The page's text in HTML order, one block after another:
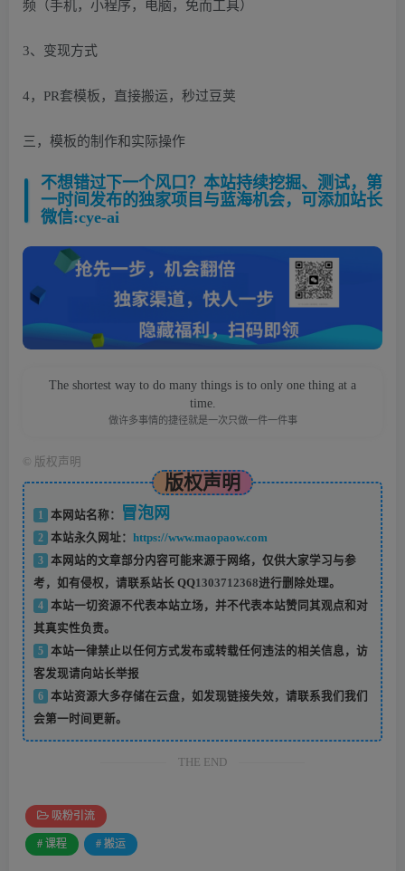
频（手机，小程序，电脑，免而工具）
3、变现方式
4，PR套模板，直接搬运，秒过豆荚
三，模板的制作和实际操作
不想错过下一个风口？本站持续挖掘、测试，第
一时间发布的独家项目与蓝海机会，可添加站长
微信:cye-ai
The shortest way to do many things is to only one thing at a
time.
做许多事情的捷径就是一次只做一件一件事
版权声明
版权声明
1 本网站名称： 冒泡网
2 本站永久网址： https://www.maopaow.com
3
本网站的文章部分内容可能来源于网络，仅供大家学习与参
考，如有侵权，请联系站长 QQ1303712368进行删除处理。
4
本站一切资源不代表本站立场，并不代表本站赞同其观点和对
其真实性负责。
5
本站一律禁止以任何方式发布或转载任何违法的相关信息，访
客发现请向站长举报
6
本站资源大多存储在云盘，如发现链接失效，请联系我们我们
会第一时间更新。
THE END
吸粉引流
# 课程 # 搬运